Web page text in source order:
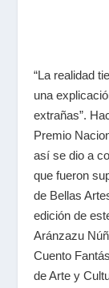
“La realidad
una
extrañas”.
Premio
así se dio a
que fueron
de Bellas
edición de
Aránzazu
Cuento
de Arte y